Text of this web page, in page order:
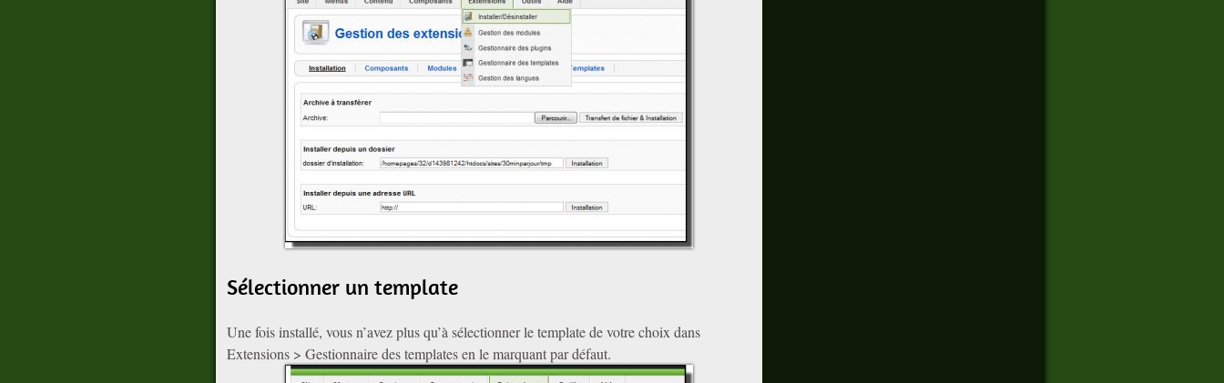
Sélectionner un template
Une fois installé, vous n’avez plus qu’à sélectionner le template de votre choix dans
Extensions > Gestionnaire des templates en le marquant par défaut.